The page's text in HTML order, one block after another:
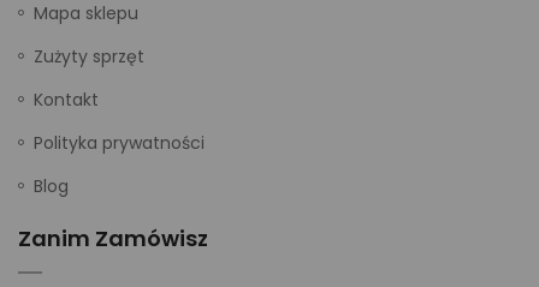
Mapa sklepu
Zużyty sprzęt
Kontakt
Polityka prywatności
Blog
Zanim Zamówisz